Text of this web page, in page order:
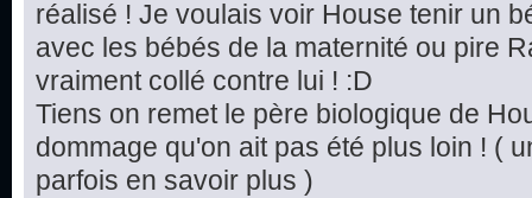
réalisé ! Je voulais voir House tenir un
avec les bébés de la maternité ou pire
vraiment collé contre lui ! :D
Tiens on remet le père biologique de
dommage qu'on ait pas été plus loin ! (
parfois en savoir plus )